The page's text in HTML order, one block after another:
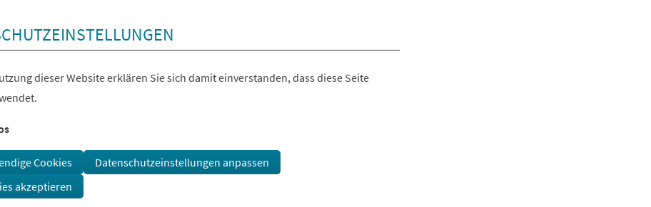
dieser Website erklären Sie sich damit einverstanden, dass diese Seite
Cookies
Datenschutzeinstellungen anpassen
akzeptieren